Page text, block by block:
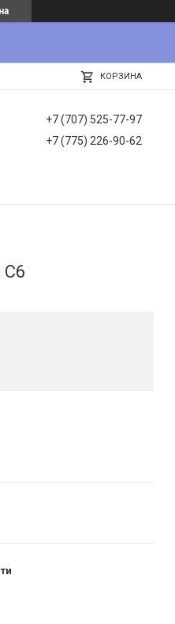
КОРЗИНА
+7 (707) 525-77-97
+7 (775) 226-90-62